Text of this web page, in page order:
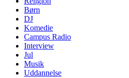
Børn
DJ
Komedie
Campus Radio
Interview
Jul
Musik
Uddannelse